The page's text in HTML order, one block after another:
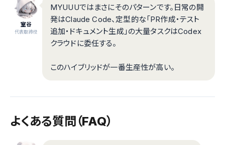
室谷
代表取締役
MYUUUではまさにそのパターンです。日常の開
発はClaude Code、定型的な「PR作成・テスト
追加・ドキュメント生成」の大量タスクはCodex
クラウドに委任する。
このハイブリッドが一番生産性が高い。
よくある質問（FAQ）